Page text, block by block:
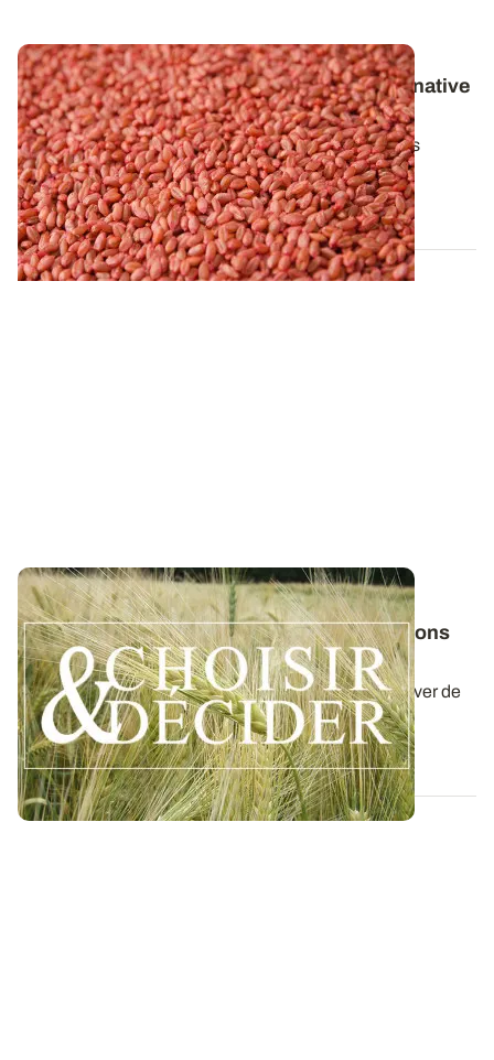
Céréales à paille : évaluer la qualité germinative
des semences de ferme
Pour obtenir un peuplement par hectare optimal, les
semences certifiées répondent à des...
05 SEPT. 2024
NORMANDIE
Orge d'hiver : téléchargez nos préconisations
pour les semis 2026
Retrouvez nos préconisations 2026/2027 pour cultiver de
l'orge d'hiver en Normandie dans...
06 AOÛT 2026